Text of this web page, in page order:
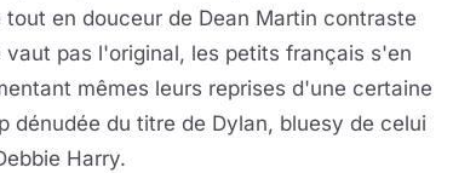
en douceur de Dean Martin contraste
pas l'original, les petits français s'en
mêmes leurs reprises d'une certaine
dénudée du titre de Dylan, bluesy de celui
Harry.